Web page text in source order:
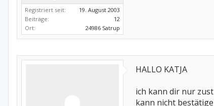
Registriert seit:
19. August 2003
Beiträge:
12
Ort:
24986 Satrup
HALLO KATJA
ich kann dir nur
kann nicht